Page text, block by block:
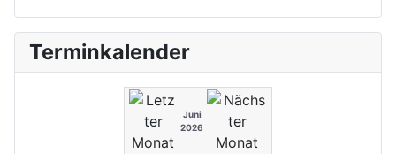
Terminkalender
Juni
2026